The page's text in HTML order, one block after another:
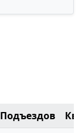
Подъездов